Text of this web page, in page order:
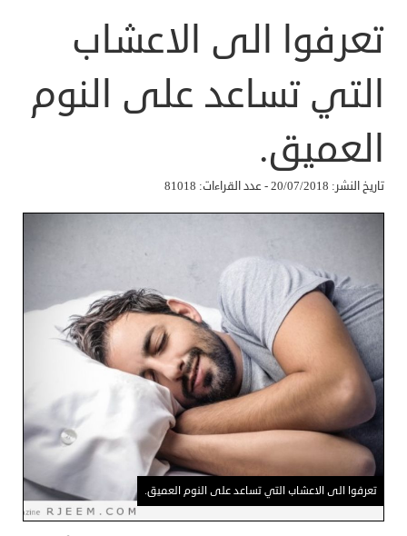
تعرفوا الى الاعشاب
التي تساعد على النوم
العميق.
تاريخ النشر: 20/07/2018 - عدد القراءات: 81018
تعرفوا الى الاعشاب التي تساعد على النوم العميق.